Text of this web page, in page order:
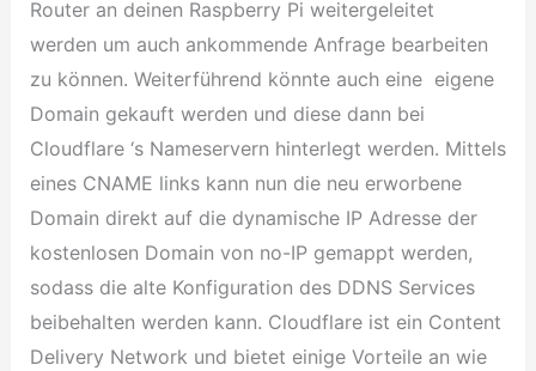
Router an deinen Raspberry Pi weitergeleitet
werden um auch ankommende Anfrage bearbeiten
zu können. Weiterführend könnte auch eine eigene
Domain gekauft werden und diese dann bei
Cloudflare ‘s Nameservern hinterlegt werden. Mittels
eines CNAME links kann nun die neu erworbene
Domain direkt auf die dynamische IP Adresse der
kostenlosen Domain von no-IP gemappt werden,
sodass die alte Konfiguration des DDNS Services
beibehalten werden kann. Cloudflare ist ein Content
Delivery Network und bietet einige Vorteile an wie